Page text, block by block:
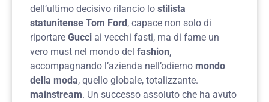
dell’ultimo decisivo rilancio lo stilista
statunitense Tom Ford, capace non solo di
riportare Gucci ai vecchi fasti, ma di farne un
vero must nel mondo del fashion,
accompagnando l’azienda nell’odierno mondo
della moda, quello globale, totalizzante.
mainstream. Un successo assoluto che ha avuto